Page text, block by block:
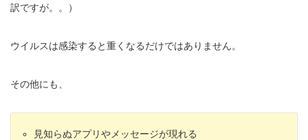
訳ですが。。）
ウイルスは感染すると重くなるだけではありません。
その他にも、
見知らぬアプリやメッセージが現れる